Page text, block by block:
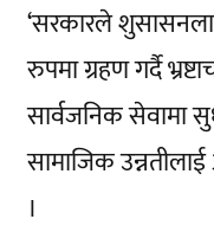
‘सरकारले
रुपमा ग्रहण गर्दै
सार्वजनिक सेवामा
सामाजिक
।